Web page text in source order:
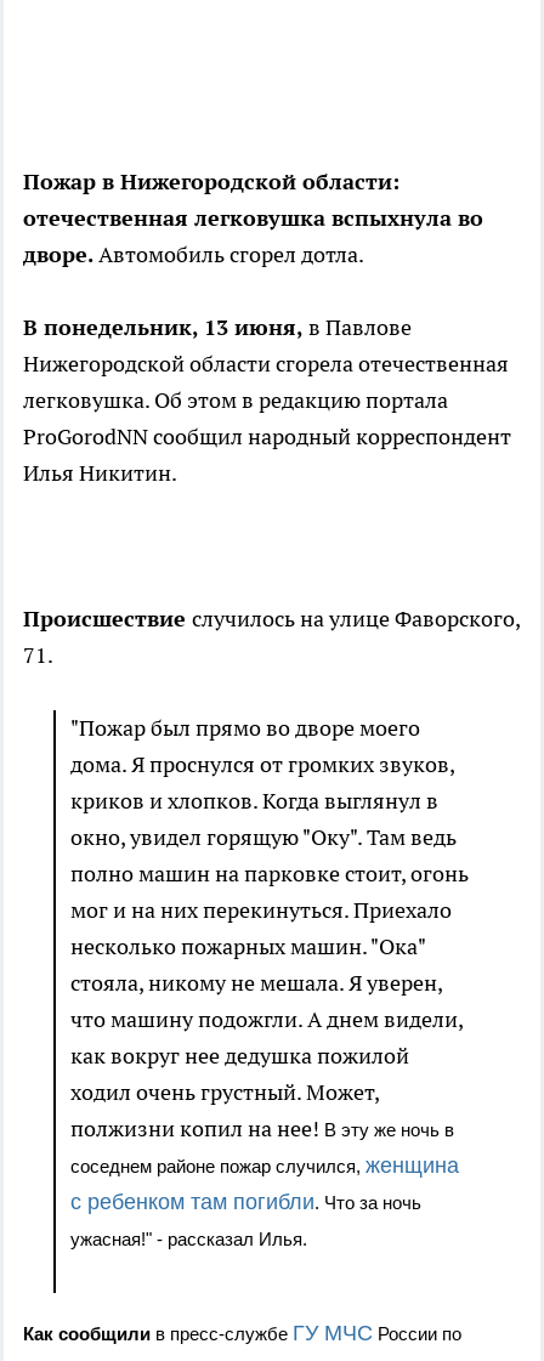
Пожар в Нижегородской области:
отечественная легковушка вспыхнула во
дворе.Автомобиль сгорел дотла.
В понедельник, 13 июня, в Павлове
Нижегородской области сгорела отечественная
легковушка. Об этом в редакцию портала
ProGorodNN сообщил народный корреспондент
Илья Никитин.
Происшествие случилось на улице Фаворского,
71.
"Пожар был прямо во дворе моего
дома. Я проснулся от громких звуков,
криков и хлопков. Когда выглянул в
окно, увидел горящую "Оку". Там ведь
полно машин на парковке стоит, огонь
мог и на них перекинуться. Приехало
несколько пожарных машин. "Ока"
стояла, никому не мешала. Я уверен,
что машину подожгли. А днем видели,
как вокруг нее дедушка пожилой
ходил очень грустный. Может,
полжизни копил на нее! В эту же ночь в
соседнем районе пожар случился, женщина
с ребенком там погибли. Что за ночь
ужасная!" - рассказал Илья.
Как сообщили в пресс-службе ГУ МЧС России по